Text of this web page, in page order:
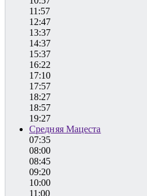
11:57
12:47
13:37
14:37
15:37
16:22
17:10
17:57
18:27
18:57
19:27
Средняя Мацеста
07:35
08:00
08:45
09:20
10:00
11:00